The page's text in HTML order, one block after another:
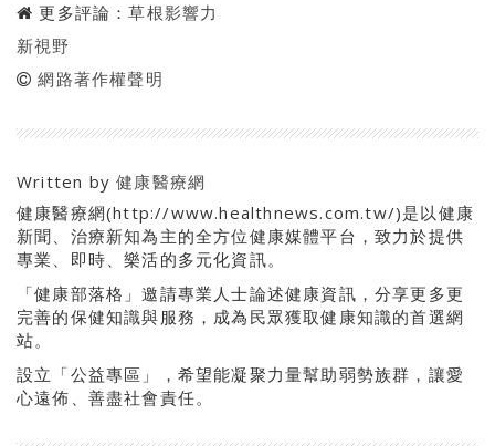
更多評論：草根影響力
新視野
網路著作權聲明
Written by健康醫療網
健康醫療網(http://www.healthnews.com.tw/)是以健康
新聞、治療新知為主的全方位健康媒體平台，致力於提供
專業、即時、樂活的多元化資訊。
「健康部落格」邀請專業人士論述健康資訊，分享更多更
完善的保健知識與服務，成為民眾獲取健康知識的首選網
站。
設立「公益專區」，希望能凝聚力量幫助弱勢族群，讓愛
心遠佈、善盡社會責任。